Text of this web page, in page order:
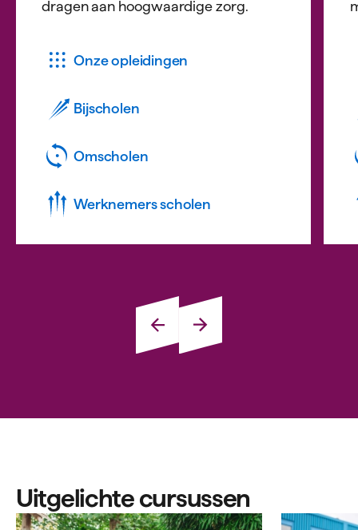
dragen aan hoogwaardige zorg.
Onze opleidingen
Bijscholen
Omscholen
Werknemers scholen
Uitgelichte cursussen